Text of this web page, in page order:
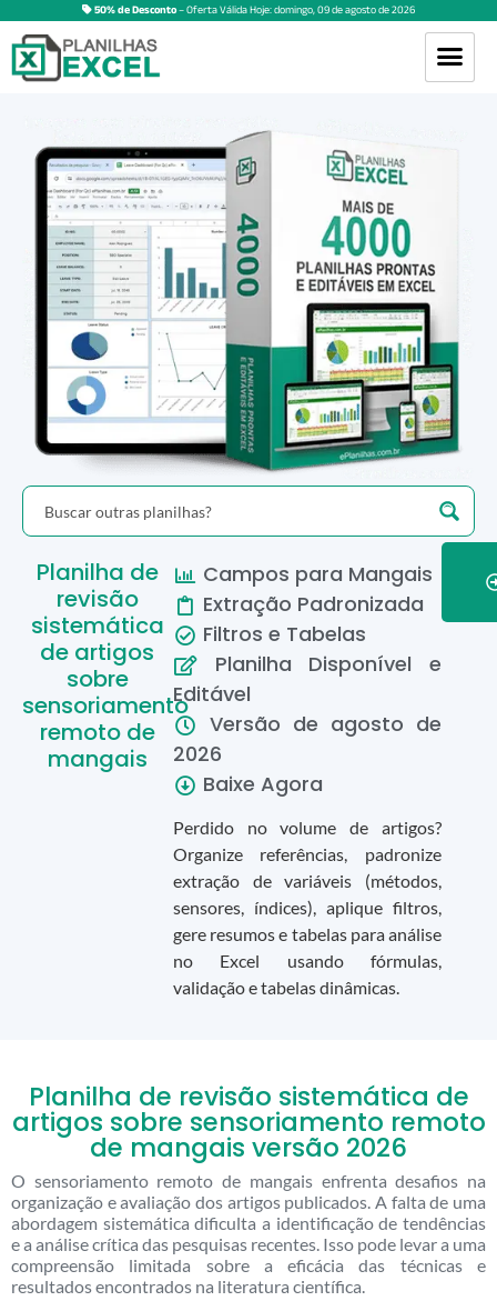
50% de Desconto– Oferta Válida Hoje:domingo,09deagostode2026
Planilha de
revisão
sistemática
de artigos
sobre
sensoriamento
remoto de
mangais
Campos para Mangais
Extração Padronizada
Filtros e Tabelas
Planilha Disponível e
Editável
Versão de agosto de
2026
Baixe Agora
Perdido no volume de artigos?
Organize referências, padronize
extração de variáveis (métodos,
sensores, índices), aplique filtros,
gere resumos e tabelas para análise
no Excel usando fórmulas,
validação e tabelas dinâmicas.
Planilha de revisão sistemática de
artigos sobre sensoriamento remoto
de mangais versão 2026
O sensoriamento remoto de mangais enfrenta desafios na
organização e avaliação dos artigos publicados. A falta de uma
abordagem sistemática dificulta a identificação de tendências
e a análise crítica das pesquisas recentes. Isso pode levar a uma
compreensão limitada sobre a eficácia das técnicas e
resultados encontrados na literatura científica.